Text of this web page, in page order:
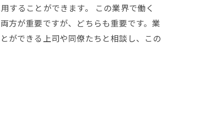
することができます。 この業界で働く
方が重要ですが、どちらも重要です。業
ができる上司や同僚たちと相談し、この